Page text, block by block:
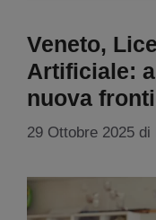
Veneto,
Artificiale:
nuova
29 Ottobre 2025 di